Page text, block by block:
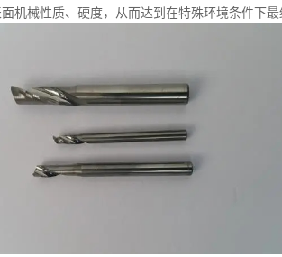
机械性质、硬度，从而达到在特殊环境条件下最